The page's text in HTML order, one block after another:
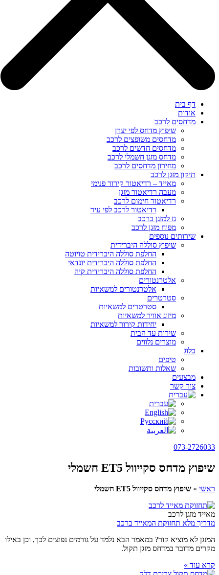
דף בית
אודות
מדחסים לרכב
שיפוץ מדחס לפי יצרן
מדחסים משופצים לרכב
מדחסים חדשים לרכב
מדחס מזגן חשמלי לרכב
מחירון מדחסים לרכב
תיקון מזגן לרכב
מאייד – רדיאטור קירור פנימי
מעבה רדיאטור מזגן
רדיאטור חימום לרכב
רדיאטור לרכב לפי עיר
גז למזגן ברכב
מפוח מזגן לרכב
שירותים נוספים
שיפוץ סוללה היברידית
החלפת סוללה היברידית טויוטה
החלפת סוללה היברידית יונדאי
החלפת סוללה היברידית קיה
אלטרנטורים
אלטרנטורים למשאיות
סטרטרים
סטרטרים למשאיות
מיזוג אוויר למשאיות
יחידות קירור למשאיות
שירות עד הבית
מוצרים נלווים
בלוג
טיפים
שאלות ותשובות
מבצעים
צור קשר
073-2726033
שיפוץ מדחס סקייוול ET5 חשמלי
ראשי » שיפוץ מדחס סקייוול ET5 חשמלי
מאייד מזגן לרכב
מדריך מלא תחזוקת המאייד ברכב
המזגן לא מוציא קור? במאמר הבא נלמד על גורמים נפוצים לכך, וכן באילו
מקרים מדובר במדחס מזגן תקול.
קרא עוד »